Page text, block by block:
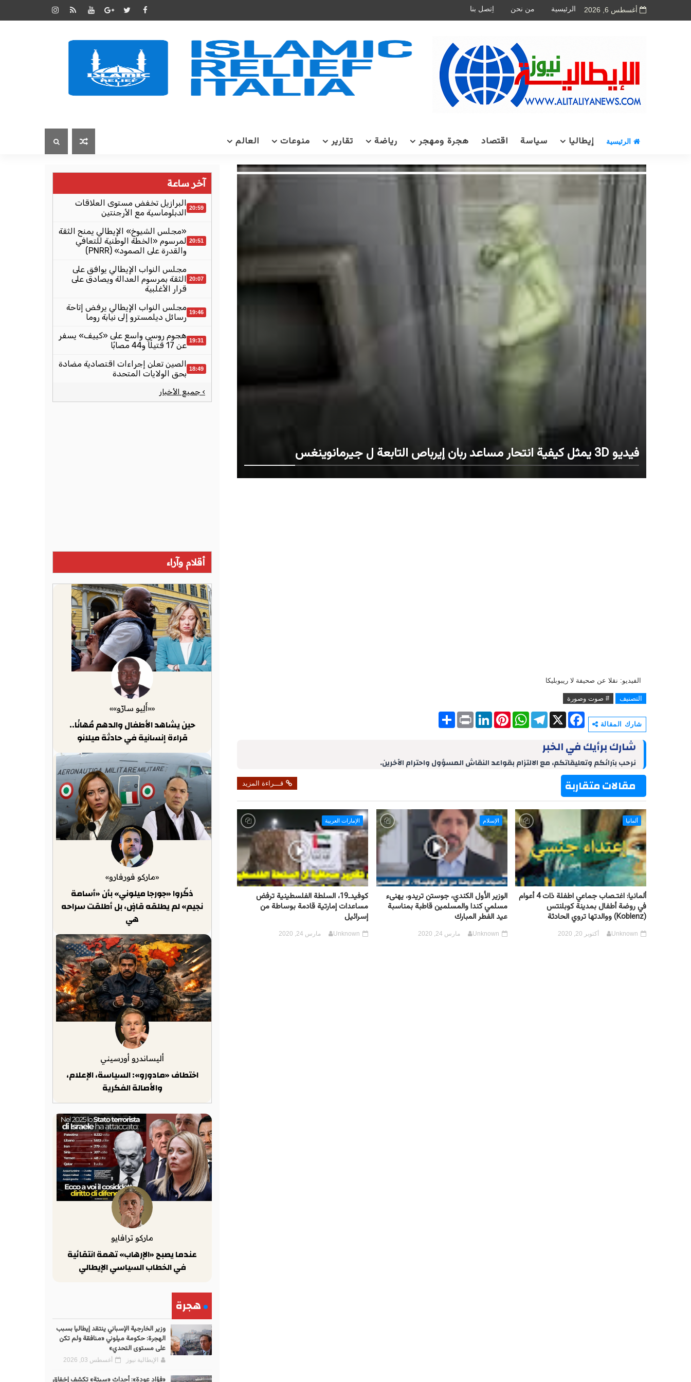
أغسطس 6, 2026 الرئيسية من نحن اِتصل بنا
الرئيسية إيطاليا سياسة اقتصاد هجرة ومهجر رياضة تقارير منوعات العالم
فيديو 3D يمثل كيفية انتحار مساعد ربان إيرباص التابعة ل جيرمانوينغس
الفيديو: نقلا عن صحيفة لا ريبوبليكا
التصنيف # صوت وصورة
شارك المقالة
S
P
r
L
I
P
e
W
h
p
T
e
g
a
X
F
a
b
o
k
شارك برأيك في الخبر
نرحب بآرائكم وتعليقاتكم، مع الالتزام بقواعد النقاش المسؤول واحترام الآخرين.
مقالات متقاربة قـــراءة المزيد
ألمانيا
ألمانيا: اغتـصاب جماعي اطفلة ذات 4 أعوام
في روضة أطفال بمدينة كوبلنتس
(Koblenz) ووالدتها تروي الحادثة
Unknown أكتوبر 20, 2020
الإسلام
الوزير الأول الكندي، جوستن تريدو، يهنىء
مسلمي كندا والمسلمين قاطبة بمناسبة
عيد الفطر المبارك
Unknown مارس 24, 2020
الإمارات العربية
كوفيدـ19، السلطة الفلسطينية ترفض
مساعدات إمارتية قادمة بوساطة من
إسرائيل
Unknown مارس 24, 2020
آخر ساعة
20:59 البرازيل تخفض مستوى العلاقات
الدبلوماسية مع الأرجنتين
20:51
«مجلس الشيوخ» الإيطالي يمنح الثقة
لمرسوم «الخطة الوطنية للتعافي
والقدرة على الصمود» (PNRR)
20:07
مجلس النواب الإيطالي يوافق على
الثقة بمرسوم العدالة ويصادق على
قرار الأغلبية
19:46 مجلس النواب الإيطالي يرفض إتاحة
رسائل ديلمسترو إلى نيابة روما
19:31 هجوم روسي واسع على «كييف» يسفر
عن 17 قتيلًا و44 مصابًا
18:49 الصين تعلن إجراءات اقتصادية مضادة
بحق الولايات المتحدة
› جميع الأخبار
أقلام وآراء
««أَلِيو سارّو»»
حين يشاهد الأطفال والدهم مُهانًا..
قراءة إنسانية في حادثة ميلانو
«ماركو فورفارو»
ذكّروا «جورجا ميلوني» بأن «أسامة
نجيم» لم يطلقه قاضٍ، بل أطلقت سراحه
هي
أليساندرو أورسيني
اختطاف «مادورو»: السياسة، الإعلام،
والأصالة الفكرية
ماركو ترافايو
عندما يصبح «الإرهاب» تهمة انتقائية
في الخطاب السياسي الإيطالي
هجرة
وزير الخارجية الإسباني ينتقد إيطاليا بسبب
الهجرة: حكومة ميلوني «منافقة ولم تكن
على مستوى التحدي»
الإيطالية نيوز أغسطس 03, 2026
«فؤاد عودة»: أحداث «سبتة» تكشف إخفاق